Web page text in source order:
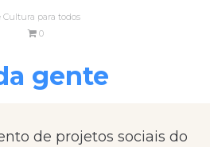
Cultura para todos
0
gente
de projetos sociais do